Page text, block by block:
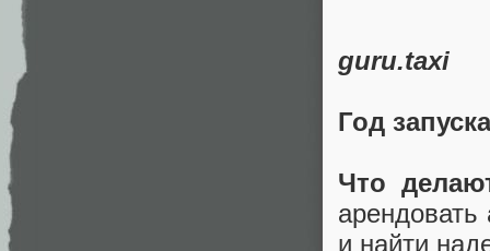
guru.taxi
Год запуска
Что
и найти